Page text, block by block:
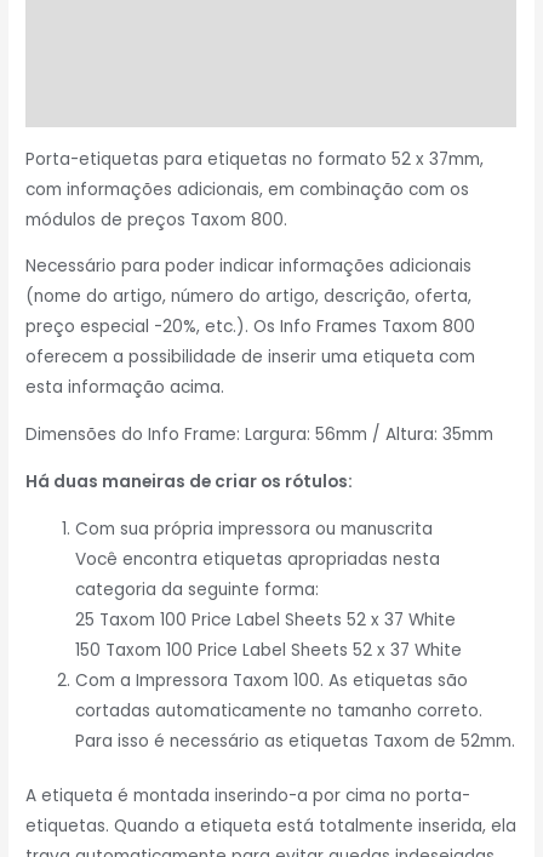
Porta-etiquetas para etiquetas no formato 52 x 37mm,
com informações adicionais, em combinação com os
módulos de preços Taxom 800.
Necessário para poder indicar informações adicionais
(nome do artigo, número do artigo, descrição, oferta,
preço especial -20%, etc.). Os Info Frames Taxom 800
oferecem a possibilidade de inserir uma etiqueta com
esta informação acima.
Dimensões do Info Frame: Largura: 56mm / Altura: 35mm
Há duas maneiras de criar os rótulos:
Com sua própria impressora ou manuscrita
Você encontra etiquetas apropriadas nesta
categoria da seguinte forma:
25 Taxom 100 Price Label Sheets 52 x 37 White
150 Taxom 100 Price Label Sheets 52 x 37 White
Com a Impressora Taxom 100. As etiquetas são
cortadas automaticamente no tamanho correto.
Para isso é necessário as etiquetas Taxom de 52mm.
A etiqueta é montada inserindo-a por cima no porta-
etiquetas. Quando a etiqueta está totalmente inserida, ela